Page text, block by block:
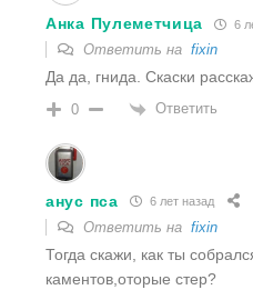
Анка Пулеметчица 6
Ответить на fixin
Да да, гнида. Скаски
0 Ответить
анус пса 6 лет назад
Ответить на fixin
Тогда скажи, как ты
каментов,оторые стер?